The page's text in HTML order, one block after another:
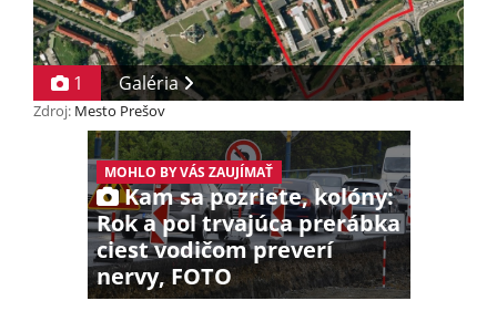
1 Galéria
Zdroj: Mesto Prešov
MOHLO BY VÁS ZAUJÍMAŤ
Kam sa pozriete, kolóny:
Rok a pol trvajúca prerábka
ciest vodičom preverí
nervy, FOTO